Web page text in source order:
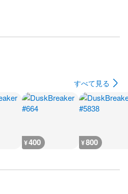
すべて見る
¥400 ¥800